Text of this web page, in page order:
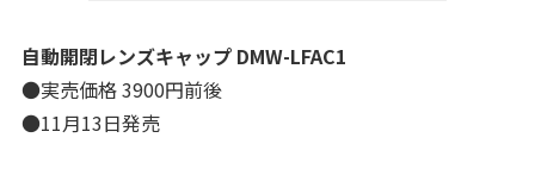
自動開閉レンズキャップ DMW-LFAC1
●実売価格 3900円前後
●11月13日発売